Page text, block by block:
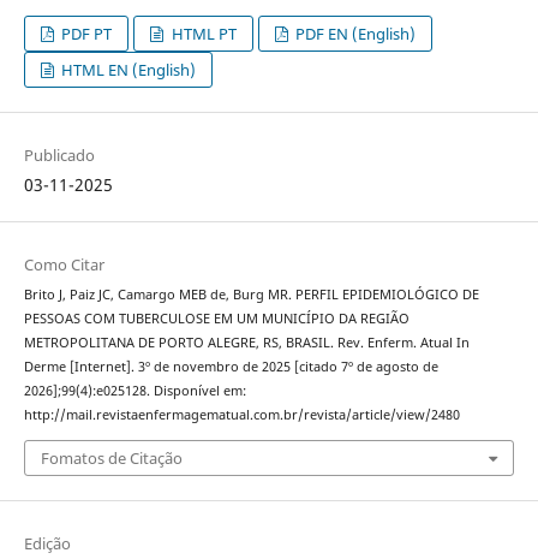
PDF PT HTML PT
PDF EN (English)
HTML EN (English)
Publicado
03-11-2025
Como Citar
Brito J, Paiz JC, Camargo MEB de, Burg MR. PERFIL EPIDEMIOLÓGICO DE
PESSOAS COM TUBERCULOSE EM UM MUNICÍPIO DA REGIÃO
METROPOLITANA DE PORTO ALEGRE, RS, BRASIL. Rev. Enferm. Atual In
Derme [Internet]. 3º de novembro de 2025 [citado 7º de agosto de
2026];99(4):e025128. Disponível em:
http://mail.revistaenfermagematual.com.br/revista/article/view/2480
Fomatos de Citação
Edição